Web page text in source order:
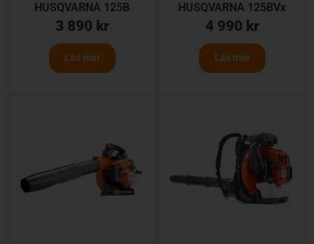
HUSQVARNA 125B
3 890 kr
Läs mer
HUSQVARNA 125BVx
4 990 kr
Läs mer